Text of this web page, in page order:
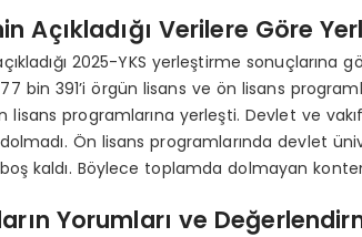
Açıkladığı Verilere Göre
2025-YKS yerleştirme
bin 391’i örgün lisans ve ön lisans
lisans programlarına yerleşti. Devlet ve
Ön lisans programlarında devlet
kaldı. Böylece toplamda dolmayan
Yorumları ve